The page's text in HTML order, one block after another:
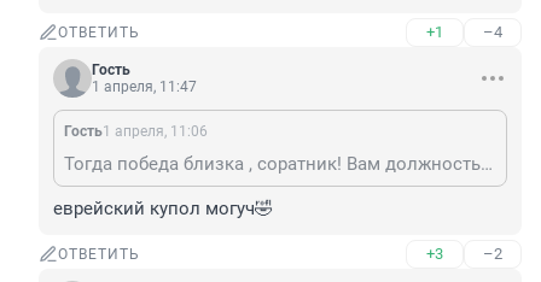
ОТВЕТИТЬ +1 –4
Гость
1 апреля, 11:47
Гость1 апреля, 11:06
Тогда победа близка , соратник! Вам должность губернатора могулистана
еврейский купол могуч🤣
ОТВЕТИТЬ +3 –2